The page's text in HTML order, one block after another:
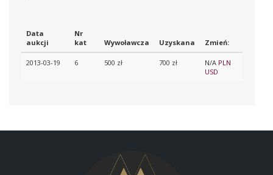
Data
aukcji
Nr
kat
Wywoławcza Uzyskana Zmień:
2013-03-19 6 500 zł 700 zł N/A PLN
USD